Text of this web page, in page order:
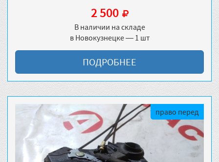
2 500
В наличии на складе
в Новокузнецке — 1 шт
ПОДРОБНЕЕ
право перед